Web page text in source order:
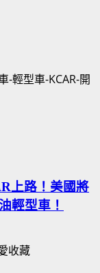
上路！美國將
輕型車！